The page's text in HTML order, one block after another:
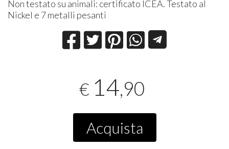
Non testato su animali: certificato ICEA. Testato al
Nickel e 7 metalli pesanti
€ 14,90
Acquista